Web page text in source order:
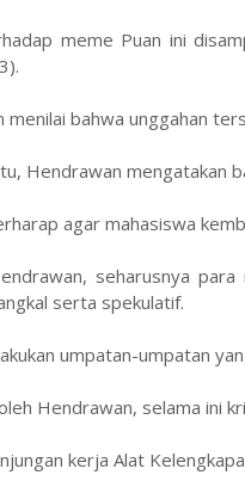
meme Puan ini
menilai bahwa unggahan
Hendrawan mengatakan
agar mahasiswa
seharusnya para
serta spekulatif.
umpatan-umpatan
Hendrawan, selama ini
kerja Alat